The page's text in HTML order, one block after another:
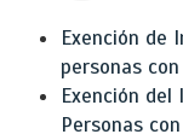
Exención de
personas
Exención
Personas